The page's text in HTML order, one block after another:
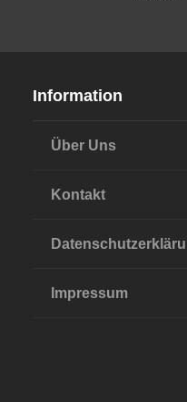
Information
Über Uns
Kontakt
Impressum